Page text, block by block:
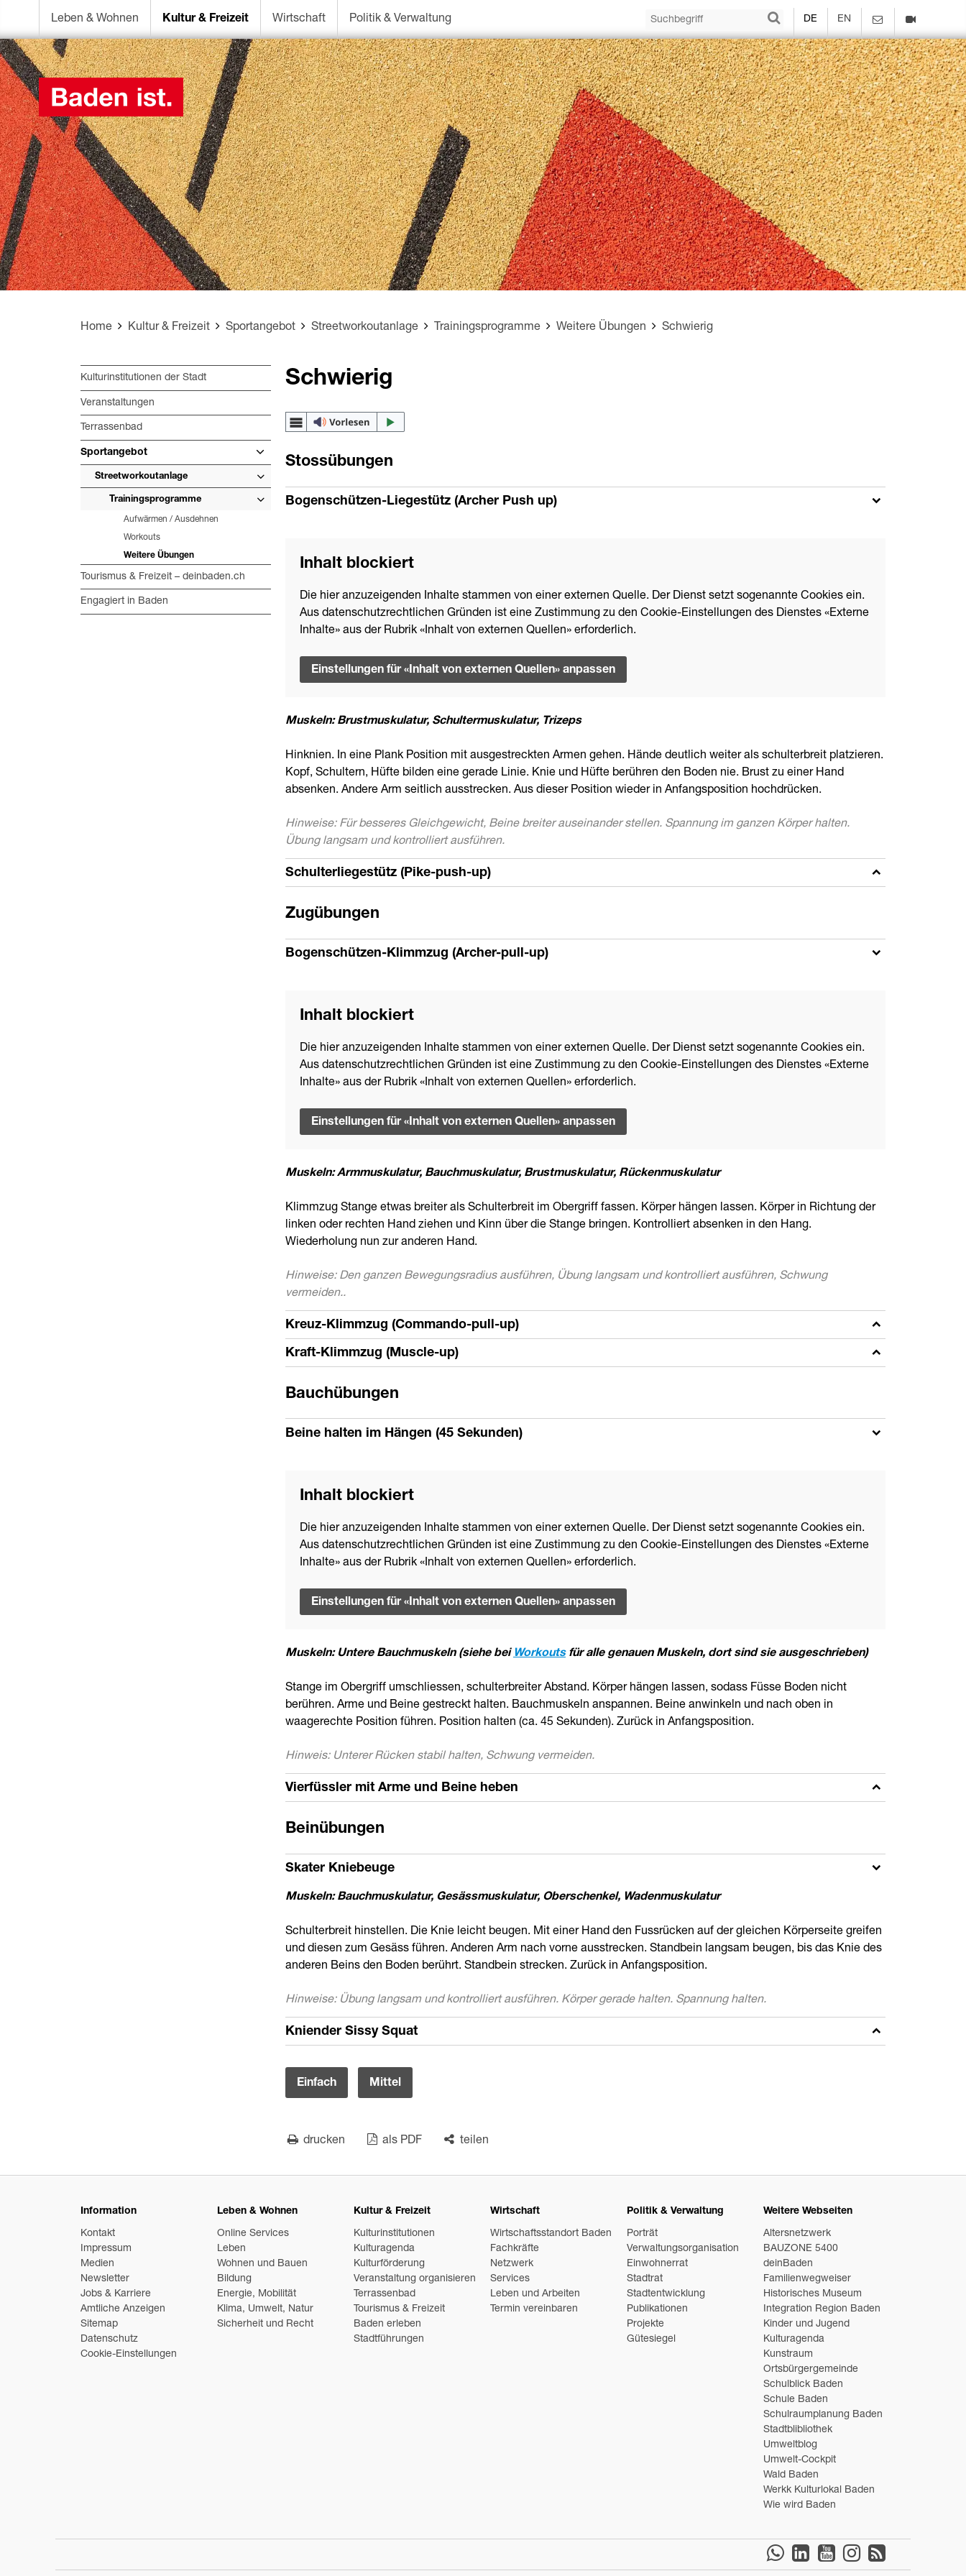
Leben & Wohnen Kultur & Freizeit Wirtschaft Politik & Verwaltung DE EN
Home Kultur & Freizeit Sportangebot Streetworkoutanlage Trainingsprogramme Weitere Übungen Schwierig
Kulturinstitutionen der Stadt
Veranstaltungen
Terrassenbad
Sportangebot
Streetworkoutanlage
Trainingsprogramme
Aufwärmen / Ausdehnen
Workouts
Weitere Übungen
Tourismus & Freizeit – deinbaden.ch
Engagiert in Baden
Schwierig
Stossübungen
Bogenschützen-Liegestütz (Archer Push up)
Inhalt blockiert
Die hier anzuzeigenden Inhalte stammen von einer externen Quelle. Der Dienst setzt sogenannte Cookies ein.
Aus datenschutzrechtlichen Gründen ist eine Zustimmung zu den Cookie-Einstellungen des Dienstes «Externe
Inhalte» aus der Rubrik «Inhalt von externen Quellen» erforderlich.
Einstellungen für «Inhalt von externen Quellen» anpassen
Muskeln: Brustmuskulatur, Schultermuskulatur, Trizeps
Hinknien. In eine Plank Position mit ausgestreckten Armen gehen. Hände deutlich weiter als schulterbreit platzieren.
Kopf, Schultern, Hüfte bilden eine gerade Linie. Knie und Hüfte berühren den Boden nie. Brust zu einer Hand
absenken. Andere Arm seitlich ausstrecken. Aus dieser Position wieder in Anfangsposition hochdrücken.
Hinweise: Für besseres Gleichgewicht, Beine breiter auseinander stellen. Spannung im ganzen Körper halten.
Übung langsam und kontrolliert ausführen.
Schulterliegestütz (Pike-push-up)
Zugübungen
Bogenschützen-Klimmzug (Archer-pull-up)
Inhalt blockiert
Die hier anzuzeigenden Inhalte stammen von einer externen Quelle. Der Dienst setzt sogenannte Cookies ein.
Aus datenschutzrechtlichen Gründen ist eine Zustimmung zu den Cookie-Einstellungen des Dienstes «Externe
Inhalte» aus der Rubrik «Inhalt von externen Quellen» erforderlich.
Einstellungen für «Inhalt von externen Quellen» anpassen
Muskeln: Armmuskulatur, Bauchmuskulatur, Brustmuskulatur, Rückenmuskulatur
Klimmzug Stange etwas breiter als Schulterbreit im Obergriff fassen. Körper hängen lassen. Körper in Richtung der
linken oder rechten Hand ziehen und Kinn über die Stange bringen. Kontrolliert absenken in den Hang.
Wiederholung nun zur anderen Hand.
Hinweise: Den ganzen Bewegungsradius ausführen, Übung langsam und kontrolliert ausführen, Schwung
vermeiden..
Kreuz-Klimmzug (Commando-pull-up)
Kraft-Klimmzug (Muscle-up)
Bauchübungen
Beine halten im Hängen (45 Sekunden)
Inhalt blockiert
Die hier anzuzeigenden Inhalte stammen von einer externen Quelle. Der Dienst setzt sogenannte Cookies ein.
Aus datenschutzrechtlichen Gründen ist eine Zustimmung zu den Cookie-Einstellungen des Dienstes «Externe
Inhalte» aus der Rubrik «Inhalt von externen Quellen» erforderlich.
Einstellungen für «Inhalt von externen Quellen» anpassen
Muskeln: Untere Bauchmuskeln (siehe beiWorkoutsfür alle genauen Muskeln, dort sind sie ausgeschrieben)
Stange im Obergriff umschliessen, schulterbreiter Abstand. Körper hängen lassen, sodass Füsse Boden nicht
berühren. Arme und Beine gestreckt halten. Bauchmuskeln anspannen. Beine anwinkeln und nach oben in
waagerechte Position führen. Position halten (ca. 45 Sekunden). Zurück in Anfangsposition.
Hinweis: Unterer Rücken stabil halten, Schwung vermeiden.
Vierfüssler mit Arme und Beine heben
Beinübungen
Skater Kniebeuge
Muskeln: Bauchmuskulatur, Gesässmuskulatur, Oberschenkel, Wadenmuskulatur
Schulterbreit hinstellen. Die Knie leicht beugen. Mit einer Hand den Fussrücken auf der gleichen Körperseite greifen
und diesen zum Gesäss führen. Anderen Arm nach vorne ausstrecken. Standbein langsam beugen, bis das Knie des
anderen Beins den Boden berührt. Standbein strecken. Zurück in Anfangsposition.
Hinweise: Übung langsam und kontrolliert ausführen. Körper gerade halten. Spannung halten.
Kniender Sissy Squat
Einfach Mittel
drucken als PDF teilen
Information
Kontakt
Impressum
Medien
Newsletter
Jobs & Karriere
Amtliche Anzeigen
Sitemap
Datenschutz
Cookie-Einstellungen
Leben & Wohnen
Online Services
Leben
Wohnen und Bauen
Bildung
Energie, Mobilität
Klima, Umwelt, Natur
Sicherheit und Recht
Kultur & Freizeit
Kulturinstitutionen
Kulturagenda
Kulturförderung
Veranstaltung organisieren
Terrassenbad
Tourismus & Freizeit
Baden erleben
Stadtführungen
Wirtschaft
Wirtschaftsstandort Baden
Fachkräfte
Netzwerk
Services
Leben und Arbeiten
Termin vereinbaren
Politik & Verwaltung
Porträt
Verwaltungsorganisation
Einwohnerrat
Stadtrat
Stadtentwicklung
Publikationen
Projekte
Gütesiegel
Weitere Webseiten
Altersnetzwerk
BAUZONE 5400
deinBaden
Familienwegweiser
Historisches Museum
Integration Region Baden
Kinder und Jugend
Kulturagenda
Kunstraum
Ortsbürgergemeinde
Schulblick Baden
Schule Baden
Schulraumplanung Baden
Stadtblibliothek
Umweltblog
Umwelt-Cockpit
Wald Baden
Werkk Kulturlokal Baden
Wie wird Baden